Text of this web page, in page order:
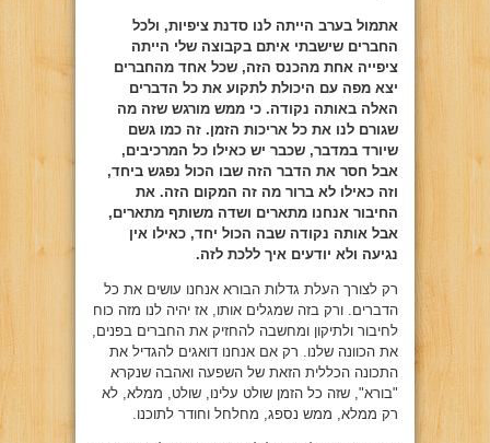
אתמול בערב הייתה לנו סדנת ציפיות, ולכל
החברים שישבתי איתם בקבוצה שלי הייתה
ציפייה אחת מהכנס הזה, שכל אחד מהחברים
יצא מפה עם היכולת לתקוע את כל הדברים
האלה באותה נקודה. כי ממש מורגש שזה מה
שגורם לנו את כל אריכות הזמן. זה כמו גשם
שיורד במדבר, שכבר יש כאילו כל המרכיבים,
אבל חסר את הדבר הזה שבו הכול נפגש ביחד,
וזה כאילו לא ברור מה זה המקום הזה. את
החיבור אנחנו מתארים ושדה משותף מתארים,
אבל אותה נקודה שבה הכול יחד, כאילו אין
נגיעה ולא יודעים איך ללכת לזה.
רק לצורך העלת גדלות הבורא אנחנו עושים את כל
הדברים. ורק בזה שמגלים אותו, אז יהיה לנו מזה כוח
לחיבור ולתיקון ומחשבה להחזיק את החברים בפנים,
את הכוונה שלנו. רק אם אנחנו דואגים להגדיל את
התכונה הכללית הזאת של השפעה ואהבה שנקרא
"בורא", שזה כל הזמן שולט עלינו, שולט, ממלא, לא
רק ממלא, ממש נספג, מחלחל וחודר לתוכנו.